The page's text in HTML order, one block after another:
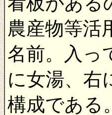
農産物等活
名前。入っ
に女湯、右
構成である。